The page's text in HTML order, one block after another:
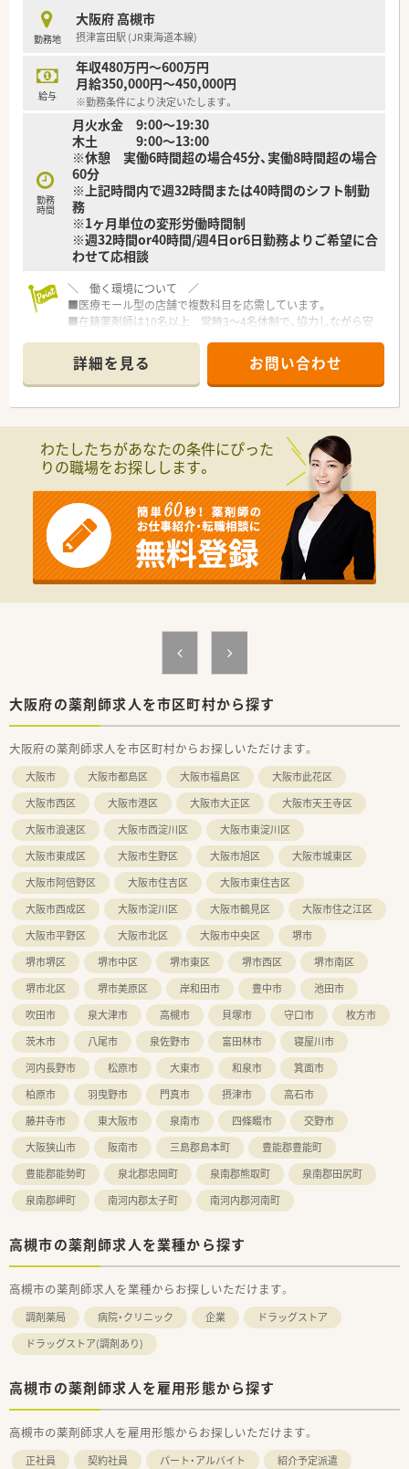
■医薬品管理、医薬品情報管理
※上記の中で勤務時間数、経験によって決定する
≪病院概要≫
◆病床数
総病床数:217床
（一般病棟156床、地域包括医療病棟47床、HCU14床）
◆診療科目
内科, 循環器科, 消化器科, 呼吸器科, 外科, 脳外科, 整形外科, 形成
外科, 婦人科, 小児科, 眼科, 耳鼻科, 泌尿器科, 皮膚科,総合内科,肝
臓内科,糖尿病内分泌内科,腎臓内科,血液内科,乳腺外科,心臓血管
外科,救急診療科,集中治療科,麻酔科,病理診断科
薬剤師 常勤16名
事務1名、ＳＰＤ（物品物量管理担当者）3名
勤務地
大阪府 高槻市
摂津富田駅 (JR東海道本線)
給与
年収480万円～600万円
月給350,000円～450,000円
※勤務条件により決定いたします。
勤務
時間
月火水金 9:00～19:30
木土 9:00～13:00
※休憩 実働6時間超の場合45分、実働8時間超の場合
60分
※上記時間内で週32時間または40時間のシフト制勤
務
※1ヶ月単位の変形労働時間制
※週32時間or40時間/週4日or6日勤務よりご希望に合
わせて応相談
＼ 働く環境について ／
■医療モール型の店舗で複数科目を応需しています。
■在籍薬剤師は10名以上 常時3～4名体制で、協力しながら安
■薬剤師は午前３～4名体制・午後2～3名体制、医療事務は午前2
～3名体制・午後1～2名体制です。
■給与は週40時間勤務社員であれば固定で年俸600万円＋別途
残業代支給あり
■週32時間勤務（年俸480万円＋別途残業代支給あり）でのご相
談も可能です。
■チームワークを大切にされている薬局です。
＼ こんな方におススメ ／
■チームワークを大切にできる方！
■ライフプランに合わせて勤務時間を変更できる会社をお探し
の方！
■長期休暇を取得したい方！夏季休暇・冬季休暇、双方7日間取得
可能です！
■昭和58年設立！門真市と高槻市に2店舗展開している調剤薬局
■社長は薬剤師ではございませんが、店舗に出入りしていらっし
ゃるため、現場へのご理解のある環境です。
■長くお勤めの方が多く、40～60代の方がメインで落ち着いた
環境です。スタッフみんなが長く勤めたいと思っていただける
よう働きやすい職場づくりに力を入れています。
■正社員でも週30時間や週40時間の時間数が選択でき、ラスト
勤務の回数もご相談可能です。
■車通勤・バイク通勤・自転車通勤の場合の交通費が大変手厚く、
収入面ＵＰも見込めます。
■交通費とは別に任意保険代も半額補助を受けれます。
■再雇用・延長雇用制度があります。最長75歳まで、薬剤師とし
てご活躍いただけます。
詳細を見る お問い合わせ
わたしたちがあなたの条件にぴった
りの職場をお探しします。
大阪府の薬剤師求人を市区町村から探す
大阪府の薬剤師求人を市区町村からお探しいただけます。
大阪市 大阪市都島区 大阪市福島区
大阪市此花区
大阪市西区
大阪市港区 大阪市大正区
大阪市天王寺区
大阪市浪速区
大阪市西淀川区
大阪市東淀川区
大阪市東成区
大阪市生野区 大阪市旭区
大阪市城東区
大阪市阿倍野区
大阪市住吉区
大阪市東住吉区
大阪市西成区
大阪市淀川区 大阪市鶴見区
大阪市住之江区
大阪市平野区
大阪市北区 大阪市中央区
堺市
堺市堺区
堺市中区 堺市東区 堺市西区
堺市南区
堺市北区
堺市美原区 岸和田市 豊中市
池田市
吹田市
泉大津市 高槻市 貝塚市 守口市
枚方市
茨木市
八尾市 泉佐野市 富田林市
寝屋川市
河内長野市
松原市 大東市 和泉市
箕面市
柏原市
羽曳野市 門真市 摂津市
高石市
藤井寺市
東大阪市 泉南市 四條畷市
交野市
大阪狭山市
阪南市 三島郡島本町
豊能郡豊能町
豊能郡能勢町
泉北郡忠岡町 泉南郡熊取町
泉南郡田尻町
泉南郡岬町
南河内郡太子町 南河内郡河南町
高槻市の薬剤師求人を業種から探す
高槻市の薬剤師求人を業種からお探しいただけます。
調剤薬局 病院・クリニック 企業
ドラッグストア
ドラッグストア(調剤あり)
高槻市の薬剤師求人を雇用形態から探す
高槻市の薬剤師求人を雇用形態からお探しいただけます。
正社員 契約社員 パート・アルバイト 紹介予定派遣